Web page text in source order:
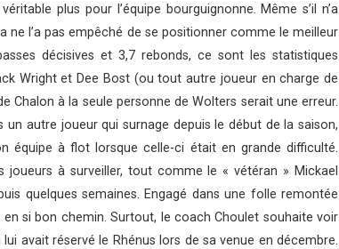
plus pour l’équipe bourguignonne. Même s’il n’a
l’a pas empêché de se positionner comme le meilleur
décisives et 3,7 rebonds, ce sont les statistiques
Wright et Dee Bost (ou tout autre joueur en charge de
à la seule personne de Wolters serait une erreur.
autre joueur qui surnage depuis le début de la saison,
équipe à flot lorsque celle-ci était en grande difficulté.
joueurs à surveiller, tout comme le « vétéran » Mickael
quelques semaines. Engagé dans une folle remontée
si bon chemin. Surtout, le coach Choulet souhaite voir
avait réservé le Rhénus lors de sa venue en décembre.